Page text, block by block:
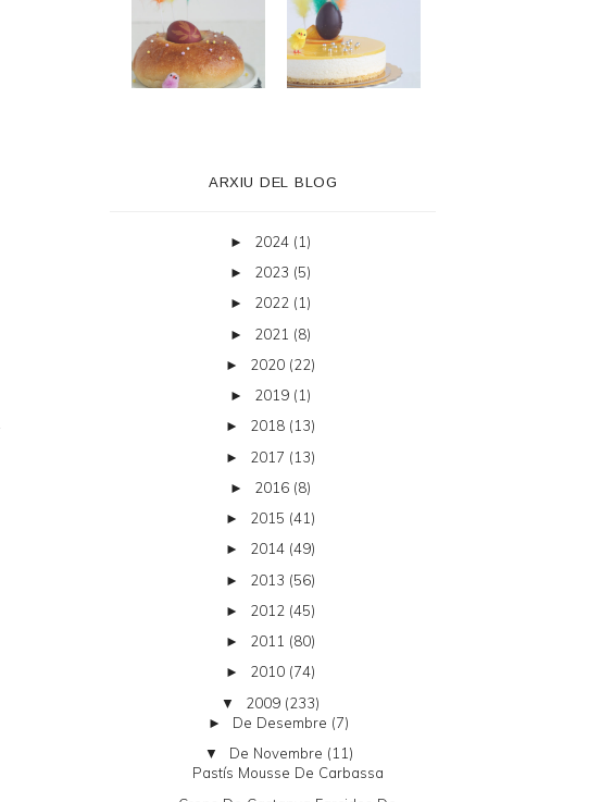
ARXIU DEL BLOG
► 2024 (1)
► 2023 (5)
► 2022 (1)
► 2021 (8)
► 2020 (22)
► 2019 (1)
► 2018 (13)
► 2017 (13)
► 2016 (8)
► 2015 (41)
► 2014 (49)
► 2013 (56)
► 2012 (45)
► 2011 (80)
► 2010 (74)
▼ 2009 (233)
► De Desembre (7)
▼ De Novembre (11)
Pastís Mousse De Carbassa